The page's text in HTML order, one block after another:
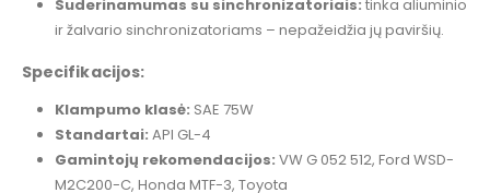
Suderinamumas su sinchronizatoriais: tinka aliuminio
ir žalvario sinchronizatoriams – nepažeidžia jų paviršių.
Specifikacijos:
Klampumo klasė: SAE 75W
Standartai: API GL-4
Gamintojų rekomendacijos: VW G 052 512, Ford WSD-
M2C200-C, Honda MTF-3, Toyota